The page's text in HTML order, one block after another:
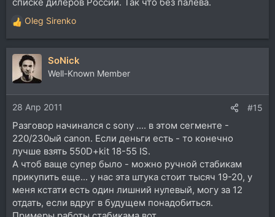
Р
е
а
и
и
:
Oleg Sirenko
SoNick
Well-Known Member
28 Апр 2011 #15
Разговор начинался с sony .... в этом сегменте -
220/230ый canon. Если деньги есть - то конечно
лучше взять 550D+kit 18-55 IS.
А чтоб ваще супер было - можно ручной стабикам
прикупить еще... у нас эта штука стоит тысяч 19-20, у
меня кстати есть один лишний нулевый, могу за 12
отдать, если вдруг в будущем понадобиться.